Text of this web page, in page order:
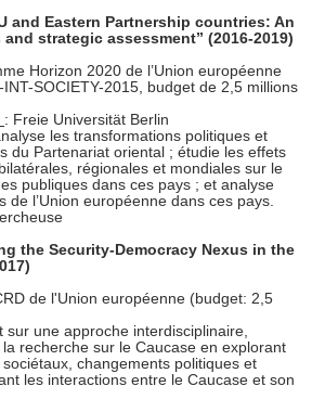
and Eastern Partnership countries: An
strategic assessment” (2016-2019)
Horizon 2020 de l’Union européenne
SOCIETY-2015, budget de 2,5 millions
: Freie Universität Berlin
les transformations politiques et
du Partenariat oriental ; étudie les effets
régionales et mondiales sur le
publiques dans ces pays ; et analyse
de l’Union européenne dans ces pays.
the Security-Democracy Nexus in the
de l'Union européenne (budget: 2,5
sur une approche interdisciplinaire,
recherche sur le Caucase en explorant
changements politiques et
les interactions entre le Caucase et son